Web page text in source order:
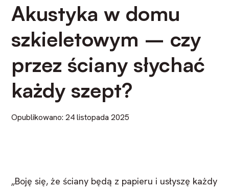
Akustyka w domu
szkieletowym – czy
przez ściany słychać
każdy szept?
Opublikowano: 24 listopada 2025
„Boję się, że ściany będą z papieru i usłyszę każdy